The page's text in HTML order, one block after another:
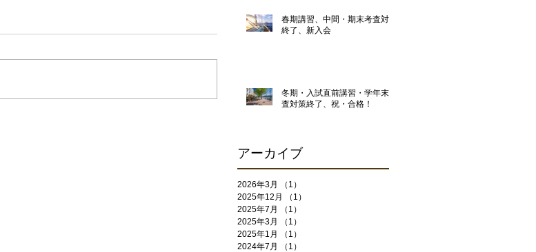
春期講習、中間・期末考査対策
終了、新入会
冬期・入試直前講習・学年末考
査対策終了、祝・合格！
アーカイブ
2026年3月 （1）
2025年12月
（1）
2025年7月
（1）
2025年3月
（1）
2025年1月
（1）
2024年7月
（1）